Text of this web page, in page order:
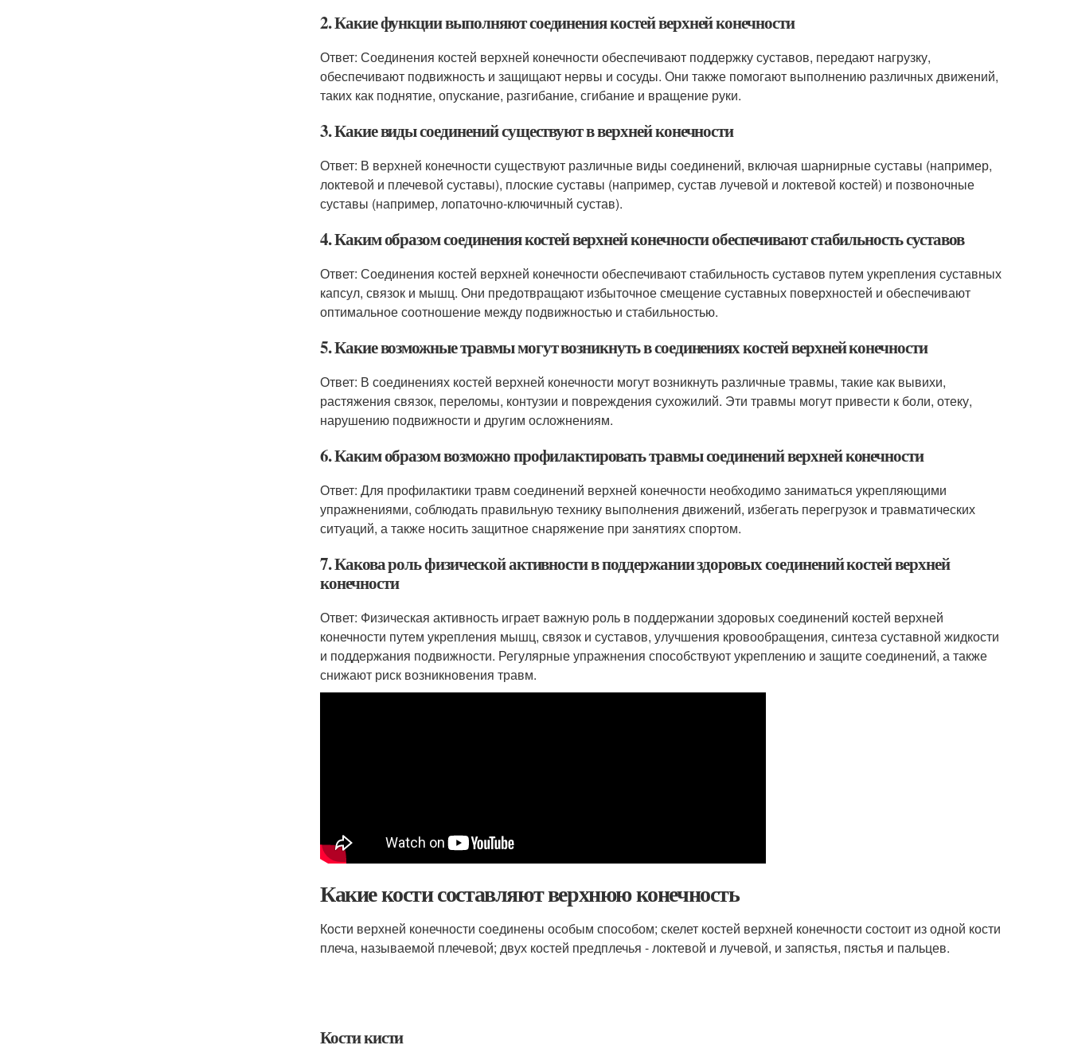
2. Какие функции выполняют соединения костей верхней конечности
Ответ: Соединения костей верхней конечности обеспечивают поддержку суставов, передают нагрузку,
обеспечивают подвижность и защищают нервы и сосуды. Они также помогают выполнению различных движений,
таких как поднятие, опускание, разгибание, сгибание и вращение руки.
3. Какие виды соединений существуют в верхней конечности
Ответ: В верхней конечности существуют различные виды соединений, включая шарнирные суставы (например,
локтевой и плечевой суставы), плоские суставы (например, сустав лучевой и локтевой костей) и позвоночные
суставы (например, лопаточно-ключичный сустав).
4. Каким образом соединения костей верхней конечности обеспечивают стабильность суставов
Ответ: Соединения костей верхней конечности обеспечивают стабильность суставов путем укрепления суставных
капсул, связок и мышц. Они предотвращают избыточное смещение суставных поверхностей и обеспечивают
оптимальное соотношение между подвижностью и стабильностью.
5. Какие возможные травмы могут возникнуть в соединениях костей верхней конечности
Ответ: В соединениях костей верхней конечности могут возникнуть различные травмы, такие как вывихи,
растяжения связок, переломы, контузии и повреждения сухожилий. Эти травмы могут привести к боли, отеку,
нарушению подвижности и другим осложнениям.
6. Каким образом возможно профилактировать травмы соединений верхней конечности
Ответ: Для профилактики травм соединений верхней конечности необходимо заниматься укрепляющими
упражнениями, соблюдать правильную технику выполнения движений, избегать перегрузок и травматических
ситуаций, а также носить защитное снаряжение при занятиях спортом.
7. Какова роль физической активности в поддержании здоровых соединений костей верхней
конечности
Ответ: Физическая активность играет важную роль в поддержании здоровых соединений костей верхней
конечности путем укрепления мышц, связок и суставов, улучшения кровообращения, синтеза суставной жидкости
и поддержания подвижности. Регулярные упражнения способствуют укреплению и защите соединений, а также
снижают риск возникновения травм.
Какие кости составляют верхнюю конечность
Кости верхней конечности соединены особым способом; скелет костей верхней конечности состоит из одной кости
плеча, называемой плечевой; двух костей предплечья - локтевой и лучевой, и запястья, пястья и пальцев.
Кости кисти